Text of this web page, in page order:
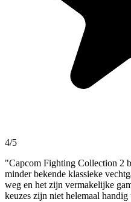
4/5
"Capcom Fighting Collection 2
minder bekende klassieke
weg en het zijn vermakelijke
keuzes zijn niet helemaal